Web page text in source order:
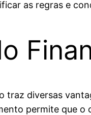
as regras e
traz diversas
permite que